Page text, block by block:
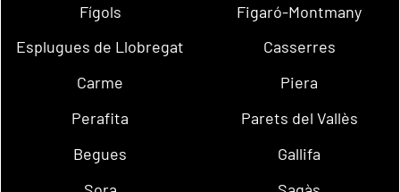
Fígols
Figaró-Montmany
Esplugues de Llobregat
Casserres
Carme
Piera
Perafita
Parets del Vallès
Begues
Gallifa